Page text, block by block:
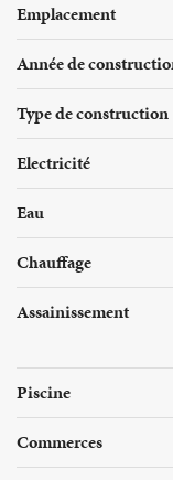
Emplacement
Année de
Type de construction
Electricité
Eau
Chauffage
Assainissement
Piscine
Commerces